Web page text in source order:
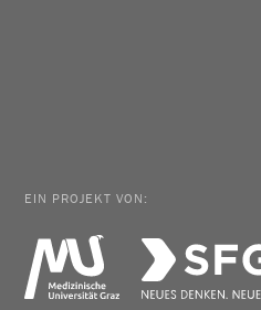
EIN PROJEKT VON: